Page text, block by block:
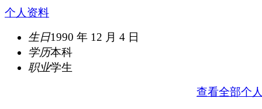
个人资料
生日1990 年 12 月 4 日
学历本科
职业学生
查看全部个